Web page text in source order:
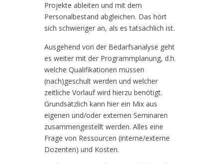
Projekte ableiten und mit dem
Personalbestand abgleichen. Das hört
sich schwieriger an, als es tatsächlich ist.
Ausgehend von der Bedarfsanalyse geht
es weiter mit der Programmplanung, d.h.
welche Qualifikationen müssen
(nach)geschult werden und welcher
zeitliche Vorlauf wird hierzu benötigt.
Grundsätzlich kann hier ein Mix aus
eigenen und/oder externen Seminaren
zusammengestellt werden. Alles eine
Frage von Ressourcen (interne/externe
Dozenten) und Kosten.